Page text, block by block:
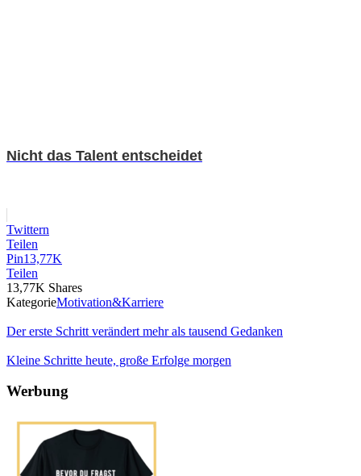
Nicht das Talent entscheidet
Twittern
Teilen
Pin13,77K
Teilen
13,77K Shares
KategorieMotivation&Karriere
Der erste Schritt verändert mehr als tausend Gedanken
Kleine Schritte heute, große Erfolge morgen
Werbung